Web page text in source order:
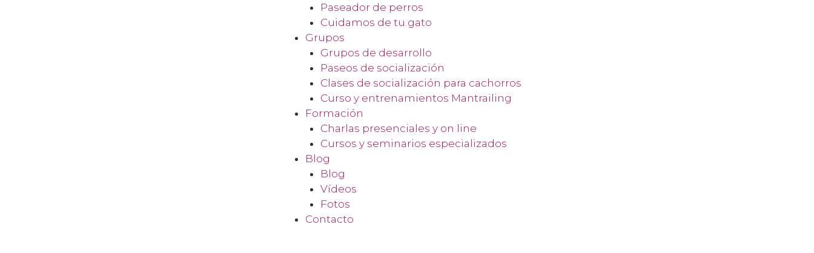
Paseador de perros
Cuidamos de tu gato
Grupos
Grupos de desarrollo
Paseos de socialización
Clases de socialización para cachorros
Curso y entrenamientos Mantrailing
Formación
Charlas presenciales y on line
Cursos y seminarios especializados
Blog
Blog
Vídeos
Fotos
Contacto